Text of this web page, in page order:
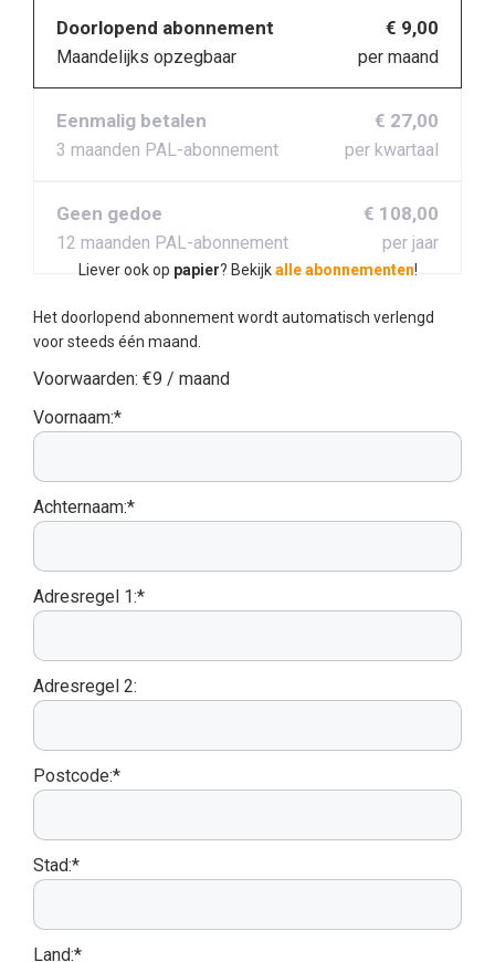
Doorlopend abonnement
Maandelijks opzegbaar
€ 9,00
per maand
Eenmalig betalen
3 maanden PAL-abonnement
€ 27,00
per kwartaal
Geen gedoe
12 maanden PAL-abonnement
€ 108,00
per jaar
Liever ook op papier? Bekijkalle abonnementen!
Het doorlopend abonnement wordt automatisch verlengd
voor steeds één maand.
Voorwaarden: €9 / maand
Voornaam:*
Achternaam:*
Adresregel 1:*
Adresregel 2:
Postcode:*
Stad:*
Land:*